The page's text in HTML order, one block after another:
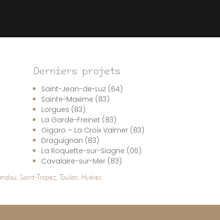
Derniers projets
Saint-Jean-de-Luz (64)
Sainte-Maxime (83)
Lorgues (83)
La Garde-Freinet (83)
Gigaro – La Croix Valmer (83)
Draguignan (83)
La Roquette-sur-Siagne (06)
Cavalaire-sur-Mer (83)
Saint-Tropez, Toulon, Hyères